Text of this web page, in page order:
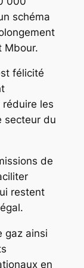
schéma
Mbour.
félicité
les
secteur du
de
restent
gaz ainsi
en